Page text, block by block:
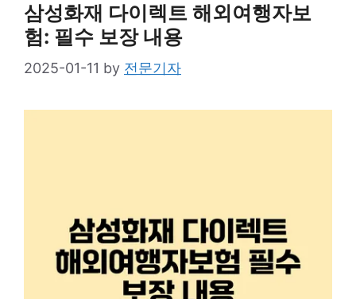
삼성화재 다이렉트 해외여행자보
험: 필수 보장 내용
2025-01-11 by 전문기자